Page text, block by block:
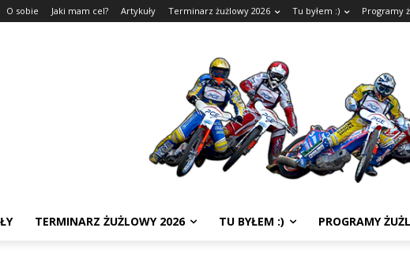
O sobie Jaki mam cel? Artykuły Terminarz żużlowy 2026 Tu byłem :) Programy
TERMINARZ ŻUŻLOWY 2026 TU BYŁEM :) PROGRAMY